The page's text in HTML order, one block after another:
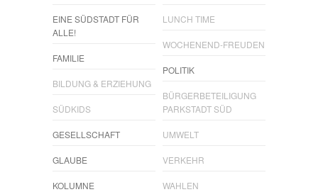
EINE SÜDSTADT FÜR
ALLE!
FAMILIE
BILDUNG & ERZIEHUNG
SÜDKIDS
GESELLSCHAFT
GLAUBE
KOLUMNE
LUNCH TIME
WOCHENEND-FREUDEN
POLITIK
BÜRGERBETEILIGUNG
PARKSTADT SÜD
UMWELT
VERKEHR
WAHLEN